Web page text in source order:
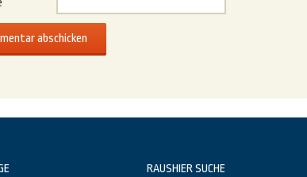
RAUSHIER SUCHE